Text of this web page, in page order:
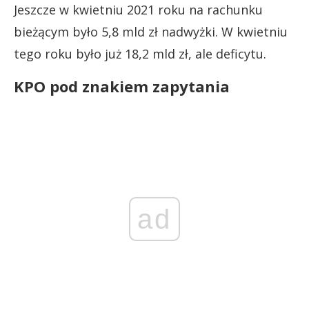
Jeszcze w kwietniu 2021 roku na rachunku
bieżącym było 5,8 mld zł nadwyżki. W kwietniu
tego roku było już 18,2 mld zł, ale deficytu.
KPO pod znakiem zapytania
ad